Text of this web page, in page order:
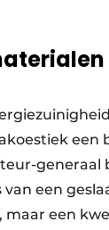
generaal
een
een